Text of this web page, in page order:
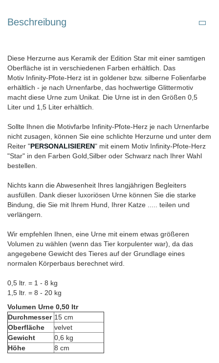
Beschreibung
Diese Herzurne aus Keramik der Edition Star mit einer samtigen
Oberfläche ist in verschiedenen Farben erhältlich. Das
Motiv Infinity-Pfote-Herz ist in goldener bzw. silberne Folienfarbe
erhältlich - je nach Urnenfarbe, das hochwertige Glittermotiv
macht diese Urne zum Unikat. Die Urne ist in den Größen 0,5
Liter und 1,5 Liter erhältlich.
Sollte Ihnen die Motivfarbe Infinity-Pfote-Herz je nach Urnenfarbe
nicht zusagen, können Sie eine schlichte Herzurne und unter dem
Reiter "PERSONALISIEREN" mit einem Motiv Infinity-Pfote-Herz
"Star" in den Farben Gold,Silber oder Schwarz nach Ihrer Wahl
bestellen.
Nichts kann die Abwesenheit Ihres langjährigen Begleiters
ausfüllen. Dank dieser luxoriösen Urne können Sie die starke
Bindung, die Sie mit Ihrem Hund, Ihrer Katze ..... teilen und
verlängern.
Wir empfehlen Ihnen, eine Urne mit einem etwas größeren
Volumen zu wählen (wenn das Tier korpulenter war), da das
angegebene Gewicht des Tieres auf der Grundlage eines
normalen Körperbaus berechnet wird.
0,5 ltr. = 1 - 8 kg
1,5 ltr. = 8 - 20 kg
Volumen Urne 0,50 ltr
Durchmesser 15 cm
Oberfläche
velvet
Gewicht
0,6 kg
Höhe
8 cm